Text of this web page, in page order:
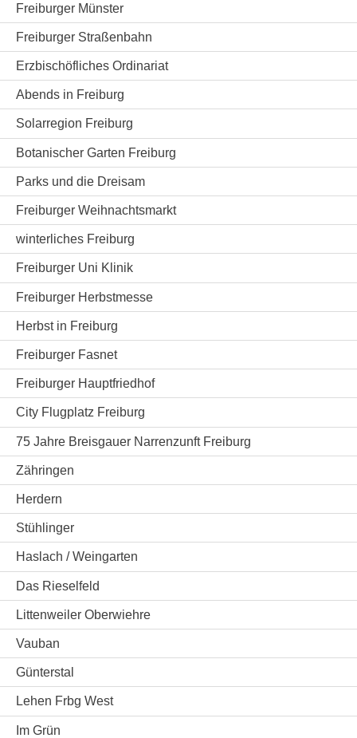
Freiburger Münster
Freiburger Straßenbahn
Erzbischöfliches Ordinariat
Abends in Freiburg
Solarregion Freiburg
Botanischer Garten Freiburg
Parks und die Dreisam
Freiburger Weihnachtsmarkt
winterliches Freiburg
Freiburger Uni Klinik
Freiburger Herbstmesse
Herbst in Freiburg
Freiburger Fasnet
Freiburger Hauptfriedhof
City Flugplatz Freiburg
75 Jahre Breisgauer Narrenzunft Freiburg
Zähringen
Herdern
Stühlinger
Haslach / Weingarten
Das Rieselfeld
Littenweiler Oberwiehre
Vauban
Günterstal
Lehen Frbg West
Im Grün